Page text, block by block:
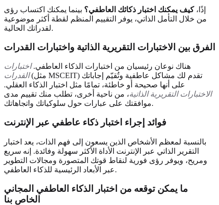
إذًا،كيف يمكنك اختبار ذكائك العاطفي؟ بينما يمكنك اكتساب رؤى
من خلال التأمل الذاتي، يوفر التقييم المنظم لقطة أكثر موضوعية
لقدراتك الحالية.
الفرق بين الاختبارات التقريرية الذاتية واختبارات القدرات
هناك نوعان رئيسيان من اختبارات الذكاء العاطفي.اختبارات
القدرات(مثل MSCEIT) تقدم لك مشاكل عاطفية وتُقيّم إجاباتك
على أنها صحيحة أو خاطئة، تمامًا مثل اختبار الذكاء العقلي.
الاختبارات التقريرية الذاتية، من ناحية أخرى، تطلب منك تقييم مدى
موافقتك على عبارات حول سلوكياتك واتجاهاتك.
فوائد إجراء اختبار ذكاء عاطفي عبر الإنترنت
بالنسبة لمعظم الأشخاص الذين يسعون إلى فهم الذات، يعد اختبار
التقرير الذاتي عبر الإنترنت الأداة الأكثر سهولة وفائدة. إنه سريع
ومريح، ويوفر رؤى فورية لنقاط قوتك المتصورة ومجالات التطوير
عبر الأبعاد الرئيسية للذكاء العاطفي.
ما يمكن توقعه من اختبار الذكاء العاطفي المجاني
الخاص بنا